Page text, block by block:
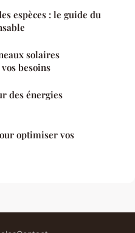
espèces : le guide du
solaires
besoins
des énergies
optimiser vos